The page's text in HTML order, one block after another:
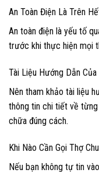
An Toàn Điện Là Trên
An toàn điện là yếu tố
trước khi thực hiện mọi
Tài Liệu Hướng Dẫn
Nên tham khảo tài liệu
thông tin chi tiết về
chữa đúng cách.
Khi Nào Cần Gọi Thợ
Nếu bạn không tự tin